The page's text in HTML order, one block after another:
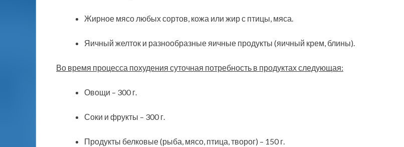
Жирное мясо любых сортов, кожа или жир с птицы, мяса.
Яичный желток и разнообразные яичные продукты (яичный крем, блины).
Во время процесса похудения суточная потребность в продуктах следующая:
Овощи – 300 г.
Соки и фрукты – 300 г.
Продукты белковые (рыба, мясо, птица, творог) – 150 г.